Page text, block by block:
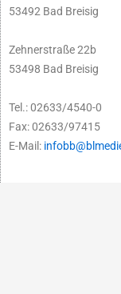
53492 Bad Breisig
Zehnerstraße 22b
53498 Bad Breisig
Tel.: 02633/4540-0
Fax: 02633/97415
E-Mail: